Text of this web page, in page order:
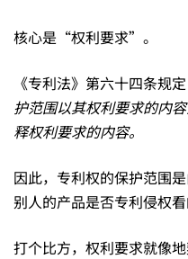
核心是“权利要求”。
《专利法》第六十四条规定
护范围以其权利要求的内
释权利要求的内容。
因此，专利权的保护范围
别人的产品是否专利侵权看
打个比方，权利要求就像